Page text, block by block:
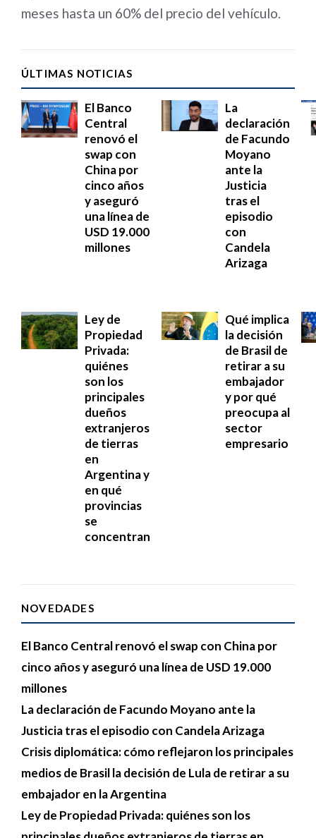
meses hasta un 60% del precio del vehículo.
ÚLTIMAS NOTICIAS
El Banco
Central
renovó el
swap con
China por
cinco años
y aseguró
una línea de
USD 19.000
millones
La
declaración
de Facundo
Moyano
ante la
Justicia
tras el
episodio
con
Candela
Arizaga
Ley de
Propiedad
Privada:
quiénes
son los
principales
dueños
extranjeros
de tierras
en
Argentina y
en qué
provincias
se
concentran
Qué implica
la decisión
de Brasil de
retirar a su
embajador
y por qué
preocupa al
sector
empresario
NOVEDADES
El Banco Central renovó el swap con China por
cinco años y aseguró una línea de USD 19.000
millones
La declaración de Facundo Moyano ante la
Justicia tras el episodio con Candela Arizaga
Crisis diplomática: cómo reflejaron los principales
medios de Brasil la decisión de Lula de retirar a su
embajador en la Argentina
Ley de Propiedad Privada: quiénes son los